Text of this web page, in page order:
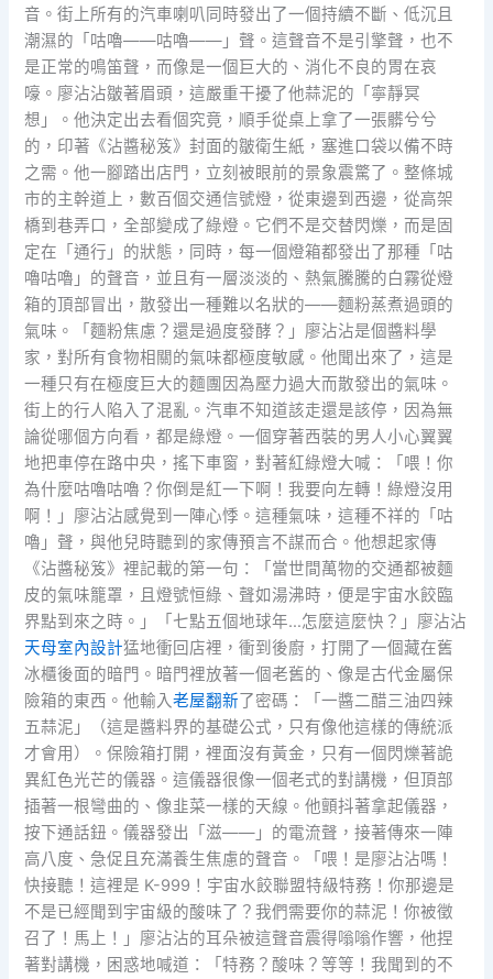
音。街上所有的汽車喇叭同時發出了一個持續不斷、低沉且
潮濕的「咕嚕——咕嚕——」聲。這聲音不是引擎聲，也不
是正常的鳴笛聲，而像是一個巨大的、消化不良的胃在哀
嚎。廖沾沾皺著眉頭，這嚴重干擾了他蒜泥的「寧靜冥
想」。他決定出去看個究竟，順手從桌上拿了一張髒兮兮
的，印著《沾醬秘笈》封面的皺衛生紙，塞進口袋以備不時
之需。他一腳踏出店門，立刻被眼前的景象震驚了。整條城
市的主幹道上，數百個交通信號燈，從東邊到西邊，從高架
橋到巷弄口，全部變成了綠燈。它們不是交替閃爍，而是固
定在「通行」的狀態，同時，每一個燈箱都發出了那種「咕
嚕咕嚕」的聲音，並且有一層淡淡的、熱氣騰騰的白霧從燈
箱的頂部冒出，散發出一種難以名狀的——麵粉蒸煮過頭的
氣味。「麵粉焦慮？還是過度發酵？」廖沾沾是個醬料學
家，對所有食物相關的氣味都極度敏感。他聞出來了，這是
一種只有在極度巨大的麵團因為壓力過大而散發出的氣味。
街上的行人陷入了混亂。汽車不知道該走還是該停，因為無
論從哪個方向看，都是綠燈。一個穿著西裝的男人小心翼翼
地把車停在路中央，搖下車窗，對著紅綠燈大喊：「喂！你
為什麼咕嚕咕嚕？你倒是紅一下啊！我要向左轉！綠燈沒用
啊！」廖沾沾感覺到一陣心悸。這種氣味，這種不祥的「咕
嚕」聲，與他兒時聽到的家傳預言不謀而合。他想起家傳
《沾醬秘笈》裡記載的第一句：「當世間萬物的交通都被麵
皮的氣味籠罩，且燈號恒綠、聲如湯沸時，便是宇宙水餃臨
界點到來之時。」「七點五個地球年…怎麼這麼快？」廖沾沾
天母室內設計猛地衝回店裡，衝到後廚，打開了一個藏在舊
冰櫃後面的暗門。暗門裡放著一個老舊的、像是古代金屬保
險箱的東西。他輸入老屋翻新了密碼：「一醬二醋三油四辣
五蒜泥」（這是醬料界的基礎公式，只有像他這樣的傳統派
才會用）。保險箱打開，裡面沒有黃金，只有一個閃爍著詭
異紅色光芒的儀器。這儀器很像一個老式的對講機，但頂部
插著一根彎曲的、像韭菜一樣的天線。他顫抖著拿起儀器，
按下通話鈕。儀器發出「滋——」的電流聲，接著傳來一陣
高八度、急促且充滿養生焦慮的聲音。「喂！是廖沾沾嗎！
快接聽！這裡是 K-999！宇宙水餃聯盟特級特務！你那邊是
不是已經聞到宇宙級的酸味了？我們需要你的蒜泥！你被徵
召了！馬上！」廖沾沾的耳朵被這聲音震得嗡嗡作響，他捏
著對講機，困惑地喊道：「特務？酸味？等等！我聞到的不